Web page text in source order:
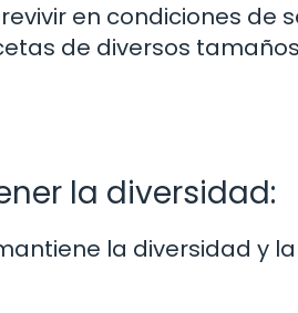
en condiciones de
de diversos
la diversidad:
la diversidad y la